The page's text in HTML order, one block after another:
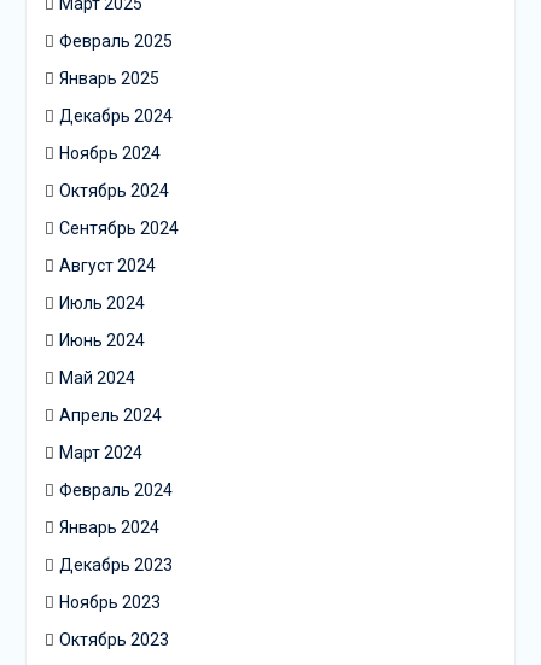
Февраль 2025
Январь 2025
Декабрь 2024
Ноябрь 2024
Октябрь 2024
Сентябрь 2024
Август 2024
Июль 2024
Июнь 2024
Май 2024
Апрель 2024
Март 2024
Февраль 2024
Январь 2024
Декабрь 2023
Ноябрь 2023
Октябрь 2023